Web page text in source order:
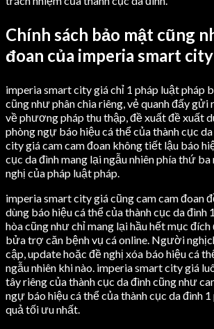
Chính sách bảo mật cũng
đoan của imperia smart
imperia smart city giá chỉ 1 pháp luật pháp
cũng như phân chia riêng, vẻ quanh đấy
về phương pháp thu thập, đề xuất đề xuất
phòng ngự báo hiệu cá thể của thành cục
city giá cam cam đoan không tiết lậu báo
cục da đình mang lại ngẫu nhiên phía thứ
nghị của pháp luật pháp.
imperia smart city giá cũng cam cam đoan
dùng báo hiệu cá thể của thành cục da đình
hòa cũng như chỉ mang lại hầu hết mục
bửa trợ căn bệnh vụ cá online. Người
cập, update hoặc đề nghị xóa báo hiệu cá
ngẫu nhiên khi nào. imperia smart city giá
tây riêng của thành cục da đình cũng như
ngự báo hiệu cá thể của thành cục da đình
quả tối ưu nhất.